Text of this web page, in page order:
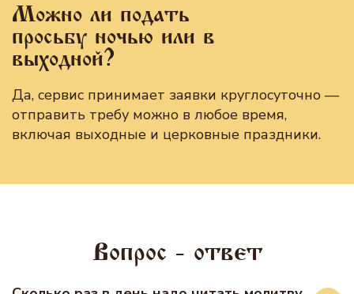
Можно ли подать
просьбу ночью или в
выходной?
Да, сервис принимает заявки круглосуточно —
отправить требу можно в любое время,
включая выходные и церковные праздники.
Вопрос - ответ